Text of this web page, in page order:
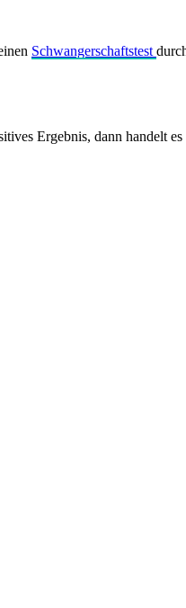
Schwangerschaftstest
Ergebnis, dann handelt